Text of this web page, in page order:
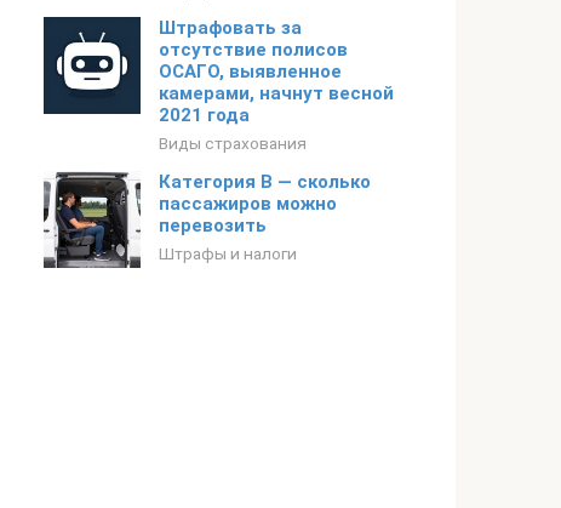
Штрафовать за
отсутствие полисов
ОСАГО, выявленное
камерами, начнут весной
2021 года
Виды страхования
Категория В — сколько
пассажиров можно
перевозить
Штрафы и налоги